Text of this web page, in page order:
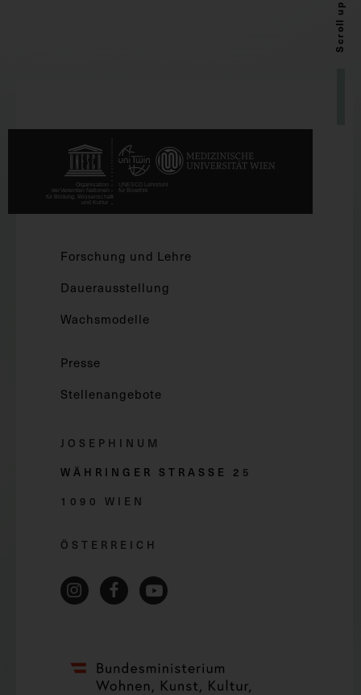
Scroll up
Forschung und Lehre
Dauerausstellung
Wachsmodelle
Presse
Stellenangebote
JOSEPHINUM
WÄHRINGER STRASSE 2 5
1090 WIEN
ÖSTERREICH